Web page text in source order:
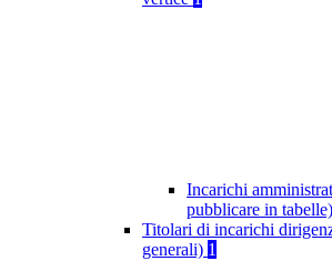
Incarichi
pubblicare in tabelle)
Titolari di incarichi
generali) 1